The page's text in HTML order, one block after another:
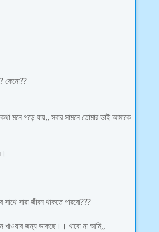
কেনো??
মনে পড়ে যায়,, সবার সামনে তোমার ভাই আমাকে
সারা জীবন থাকতে পারবো???
জন্য ডাকছে।। খাবো না আমি,,